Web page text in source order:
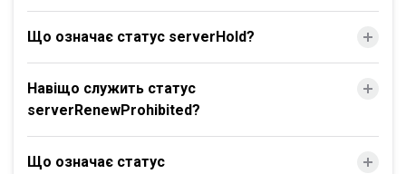
Що означає статус serverHold?
Навіщо служить статус
serverRenewProhibited?
Що означає статус